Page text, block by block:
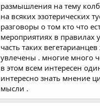
размышления на тему
на всяких эзотерических
разговоры о том кто что
мероприятиях в правилах
часть таких
увлечены . многие много
в этом всем интересен
интересно знать мнение
мысли .